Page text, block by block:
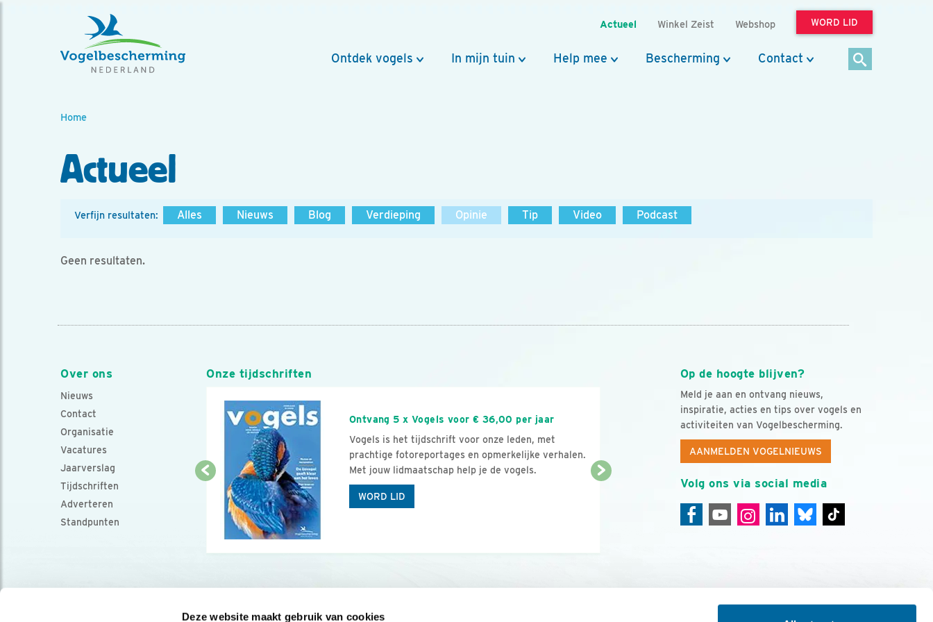
Deze website maakt gebruik van cookies
Actueel Winkel Zeist Webshop WORD LID
Ontdek vogels In mijn tuin Help mee Bescherming Contact
Home
Actueel
Verfijn resultaten: Alles Nieuws Blog Verdieping Opinie Tip Video Podcast
Geen resultaten.
Over ons
Nieuws
Contact
Organisatie
Vacatures
Jaarverslag
Tijdschriften
Adverteren
Standpunten
Op de hoogte blijven?
Meld je aan en ontvang nieuws,
inspiratie, acties en tips over vogels en
activiteiten van Vogelbescherming.
AANMELDEN VOGELNIEUWS
Volg ons via social media
Onze tijdschriften
Ontvang 5 x Vogels voor € 36,00 per jaar
Vogels is het tijdschrift voor onze leden, met
prachtige fotoreportages en opmerkelijke verhalen.
Met jouw lidmaatschap help je de vogels.
WORD LID